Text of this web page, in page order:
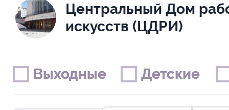
Центральный Дом
искусств (ЦДРИ)
Выходные
Выходные Детские
Детские